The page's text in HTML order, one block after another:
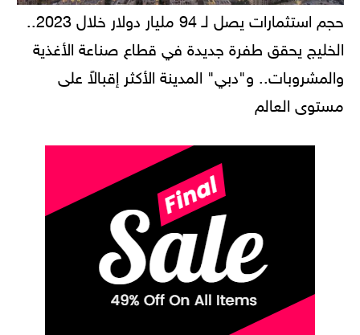
حجم استثمارات يصل لـ 94 مليار دولار خلال 2023..
الخليج يحقق طفرة جديدة في قطاع صناعة الأغذية
والمشروبات.. و"دبي" المدينة الأكثر إقبالاً على
مستوى العالم